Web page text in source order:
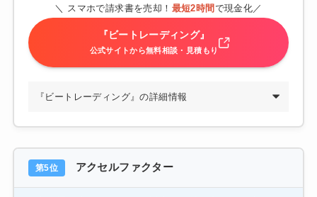
＼ スマホで請求書を売却！ 最短2時間 で現金化／
『ビートレーディング』
公式サイトから無料相談・見積もり
『ビートレーディング』の詳細情報
第5位 アクセルファクター